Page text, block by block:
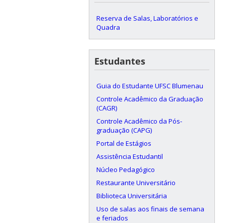
Reserva de Salas, Laboratórios e
Quadra
Estudantes
Guia do Estudante UFSC Blumenau
Controle Acadêmico da Graduação
(CAGR)
Controle Acadêmico da Pós-
graduação (CAPG)
Portal de Estágios
Assistência Estudantil
Núcleo Pedagógico
Restaurante Universitário
Biblioteca Universitária
Uso de salas aos finais de semana
e feriados